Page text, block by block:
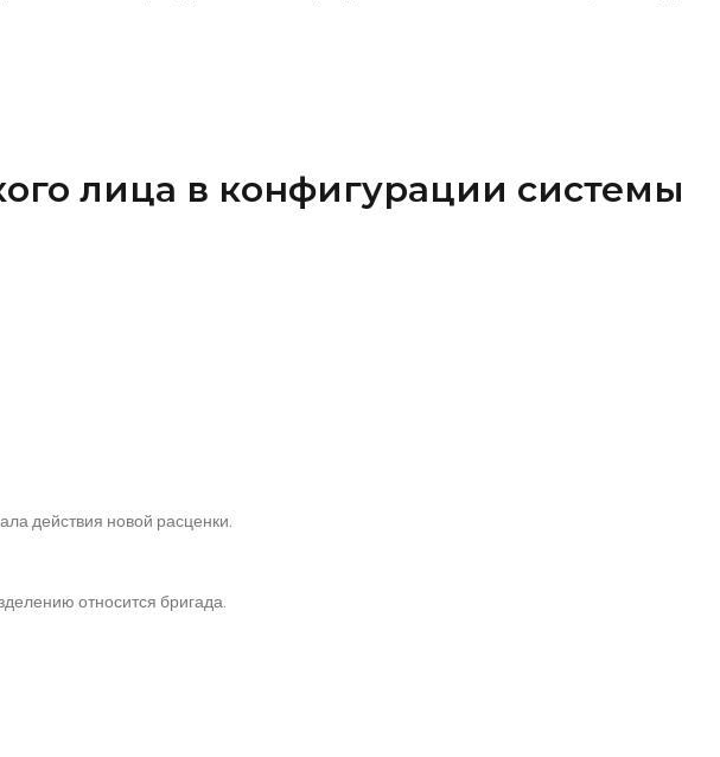
лица в конфигурации системы
действия новой расценки.
относится бригада.